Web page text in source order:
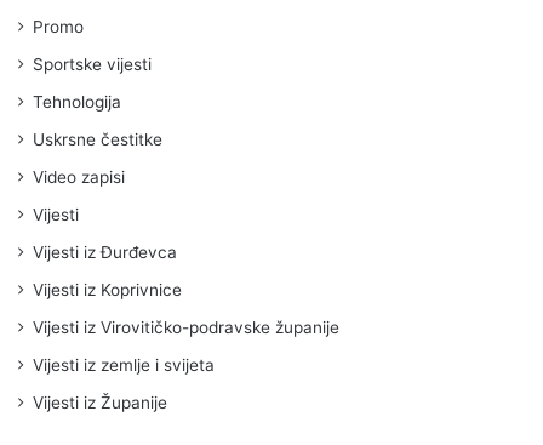
Promo
Sportske vijesti
Tehnologija
Uskrsne čestitke
Video zapisi
Vijesti
Vijesti iz Đurđevca
Vijesti iz Koprivnice
Vijesti iz Virovitičko-podravske županije
Vijesti iz zemlje i svijeta
Vijesti iz Županije